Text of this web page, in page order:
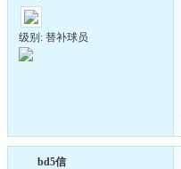
级别: 替补球员
bd5信